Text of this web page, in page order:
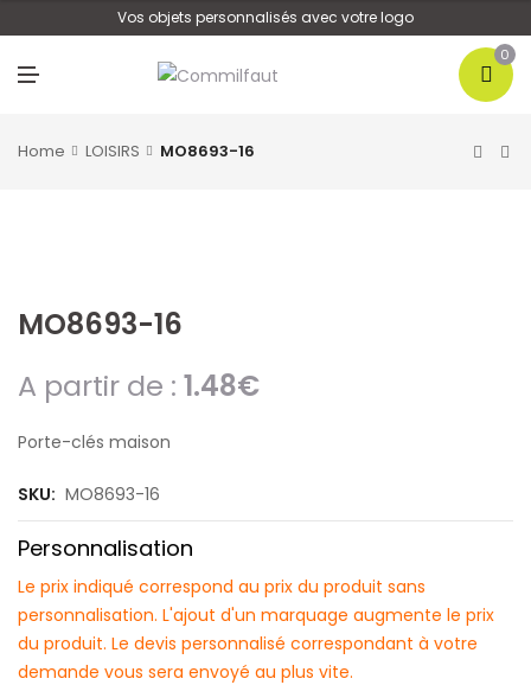
Vos objets personnalisés avec votre logo
0
Home LOISIRS MO8693-16
MO8693-16
A partir de : 1.48€
Porte-clés maison
SKU: MO8693-16
Personnalisation
Le prix indiqué correspond au prix du produit sans
personnalisation. L'ajout d'un marquage augmente le prix
du produit. Le devis personnalisé correspondant à votre
demande vous sera envoyé au plus vite.